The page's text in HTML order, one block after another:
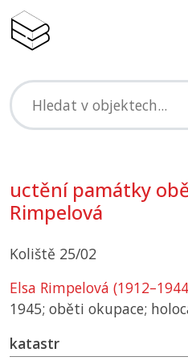
uctění památky
Rimpelová
Koliště 25/02
Elsa Rimpelová
1945; oběti okupace;
katastr